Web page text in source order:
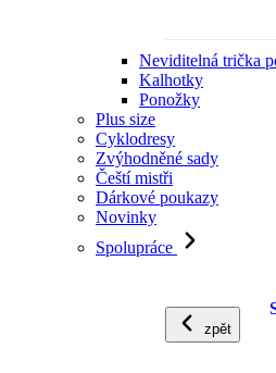
Neviditelná trička
Kalhotky
Ponožky
Plus size
Cyklodresy
Zvýhodněné sady
Čeští mistři
Dárkové poukazy
Novinky
Spolupráce
zpět